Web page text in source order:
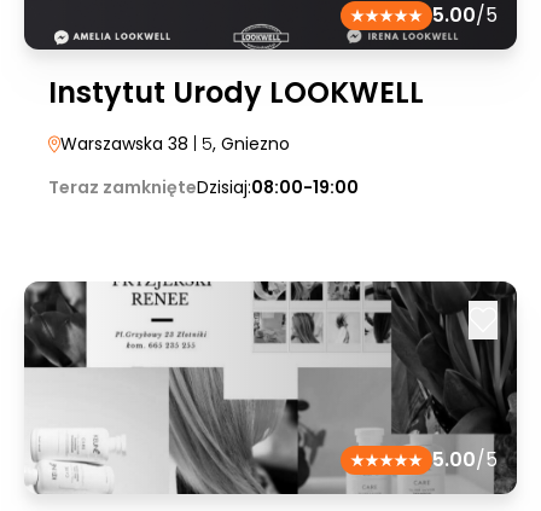
5.00/5
Instytut Urody LOOKWELL
Warszawska 38 | 5, Gniezno
Teraz zamknięteDzisiaj:08:00-19:00
5.00/5